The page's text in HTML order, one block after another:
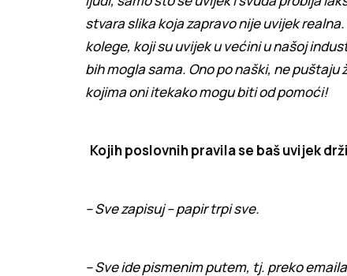
stvara slika koja zapravo nije uvijek
kolege, koji su uvijek u većini u našoj
bih mogla sama. Ono po naški, ne
kojima oni itekako mogu biti od pomoći!
Kojih poslovnih pravila se baš uvijek
– Sve zapisuj – papir trpi sve.
– Sve ide pismenim putem, tj. preko